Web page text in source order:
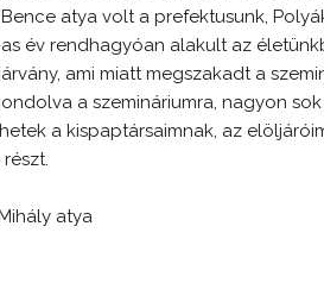
atya volt a prefektusunk,
év rendhagyóan alakult az
ami miatt megszakadt a
a szemináriumra, nagyon
a kispaptársaimnak, az
atya